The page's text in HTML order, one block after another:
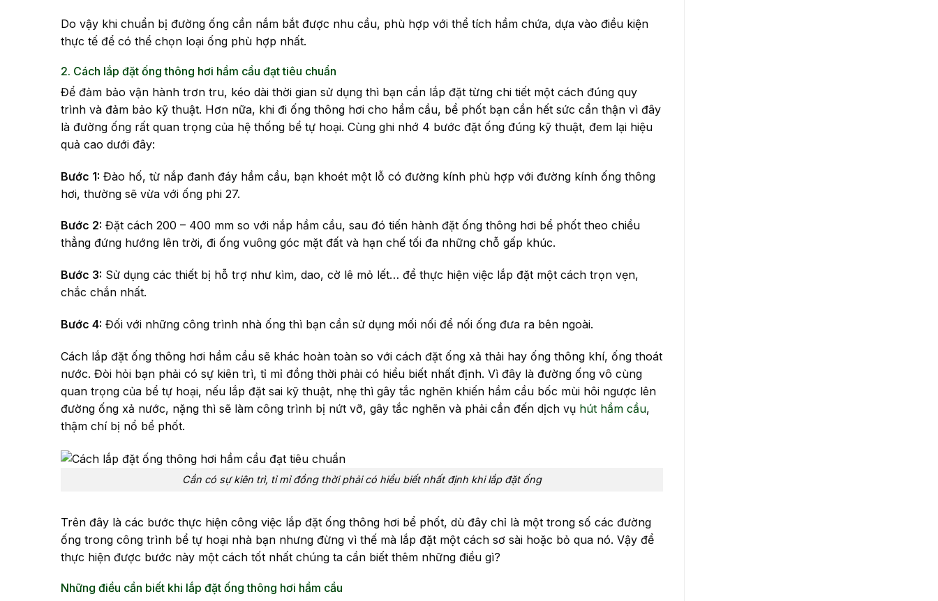
Do vậy khi chuẩn bị đường ống cần nắm bắt được nhu cầu, phù hợp với thể tích hầm chứa, dựa vào điều kiện
thực tế để có thể chọn loại ống phù hợp nhất.
2. Cách lắp đặt ống thông hơi hầm cầu đạt tiêu chuẩn
Để đảm bảo vận hành trơn tru, kéo dài thời gian sử dụng thì bạn cần lắp đặt từng chi tiết một cách đúng quy
trình và đảm bảo kỹ thuật. Hơn nữa, khi đi ống thông hơi cho hầm cầu, bể phốt bạn cần hết sức cẩn thận vì đây
là đường ống rất quan trọng của hệ thống bể tự hoại. Cùng ghi nhớ 4 bước đặt ống đúng kỹ thuật, đem lại hiệu
quả cao dưới đây:
Bước 1: Đào hố, từ nắp đanh đáy hầm cầu, bạn khoét một lỗ có đường kính phù hợp với đường kính ống thông
hơi, thường sẽ vừa với ống phi 27.
Bước 2: Đặt cách 200 – 400 mm so với nắp hầm cầu, sau đó tiến hành đặt ống thông hơi bể phốt theo chiều
thẳng đứng hướng lên trời, đi ống vuông góc mặt đất và hạn chế tối đa những chỗ gấp khúc.
Bước 3: Sử dụng các thiết bị hỗ trợ như kìm, dao, cờ lê mỏ lết… để thực hiện việc lắp đặt một cách trọn vẹn,
chắc chắn nhất.
Bước 4: Đối với những công trình nhà ống thì bạn cần sử dụng mối nối để nối ống đưa ra bên ngoài.
Cách lắp đặt ống thông hơi hầm cầu sẽ khác hoàn toàn so với cách đặt ống xả thải hay ống thông khí, ống thoát
nước. Đòi hỏi bạn phải có sự kiên trì, tỉ mỉ đồng thời phải có hiểu biết nhất định. Vì đây là đường ống vô cùng
quan trọng của bể tự hoại, nếu lắp đặt sai kỹ thuật, nhẹ thì gây tắc nghẽn khiến hầm cầu bốc mùi hôi ngược lên
đường ống xả nước, nặng thì sẽ làm công trình bị nứt vỡ, gây tắc nghẽn và phải cần đến dịch vụ hút hầm cầu,
thậm chí bị nổ bể phốt.
Cần có sự kiên trì, tỉ mỉ đồng thời phải có hiểu biết nhất định khi lắp đặt ống
Trên đây là các bước thực hiện công việc lắp đặt ống thông hơi bể phốt, dù đây chỉ là một trong số các đường
ống trong công trình bể tự hoại nhà bạn nhưng đừng vì thế mà lắp đặt một cách sơ sài hoặc bỏ qua nó. Vậy để
thực hiện được bước này một cách tốt nhất chúng ta cần biết thêm những điều gì?
Những điều cần biết khi lắp đặt ống thông hơi hầm cầu